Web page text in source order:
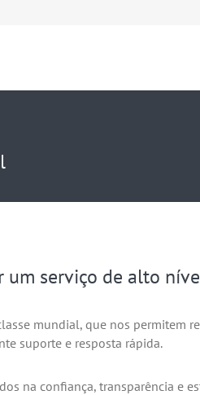
um serviço de alto
mundial, que nos permitem
suporte e resposta rápida.
na confiança, transparência e